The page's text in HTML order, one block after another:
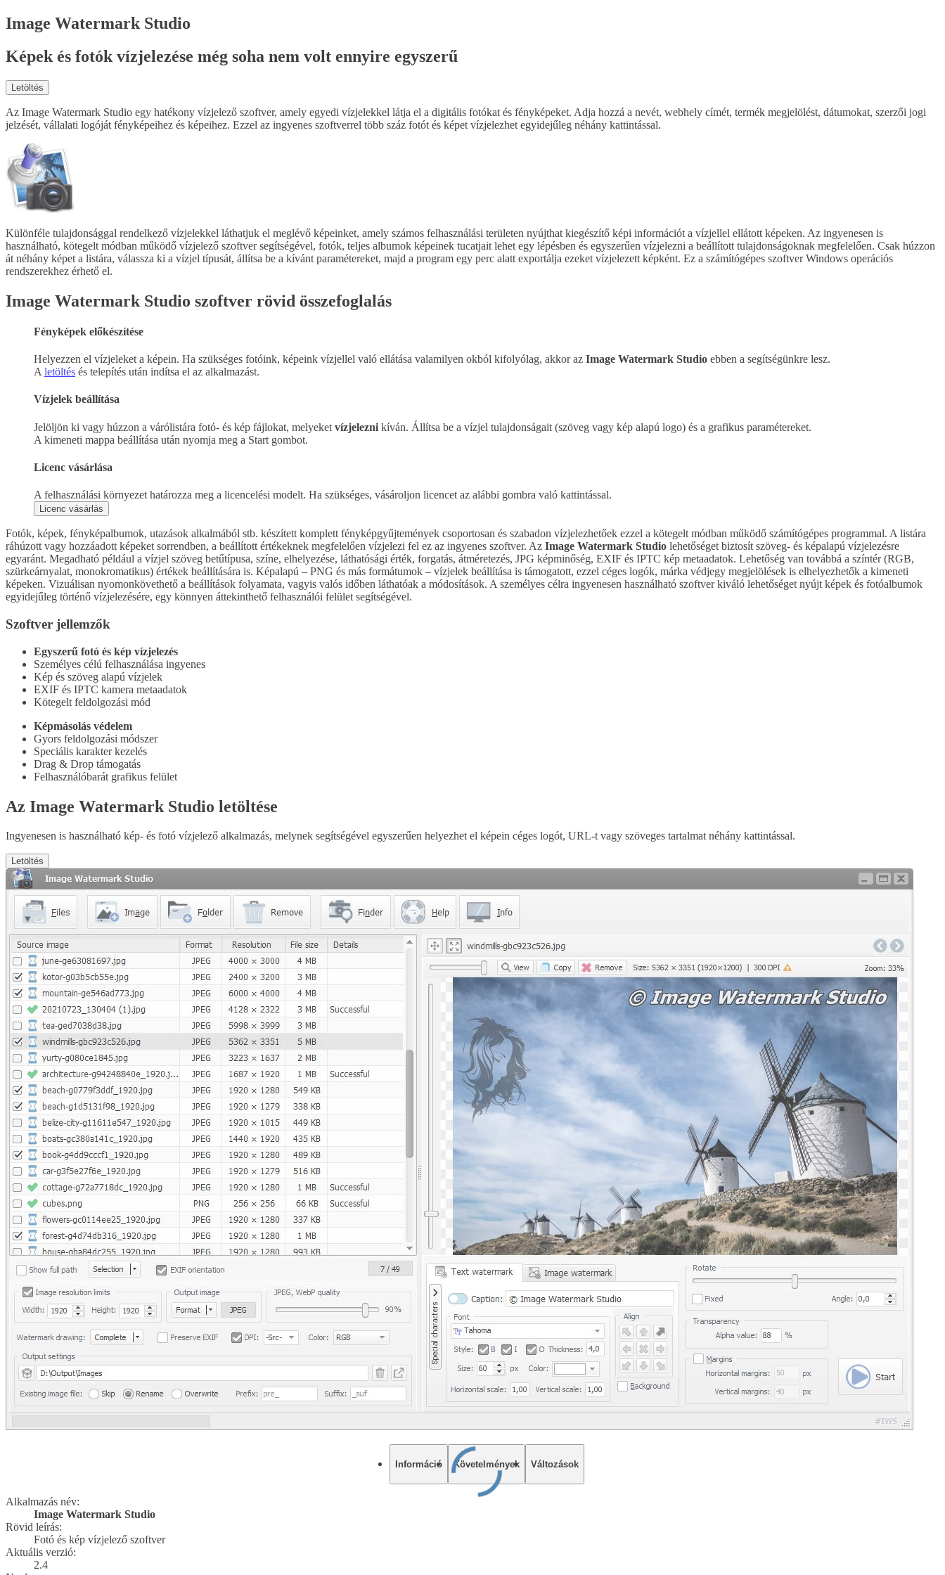
Image Watermark Studio
Képek és fotók vízjelezése még soha nem volt ennyire egyszerű
Letöltés
Az Image Watermark Studio egy hatékony vízjelező szoftver, amely egyedi vízjelekkel látja el a digitális fotókat és fényképeket. Adja hozzá a nevét, webhely címét, termék megjelölést, dátumokat, szerzői jogi
jelzését, vállalati logóját fényképeihez és képeihez. Ezzel az ingyenes szoftverrel több száz fotót és képet vízjelezhet egyidejűleg néhány kattintással.
Különféle tulajdonsággal rendelkező vízjelekkel láthatjuk el meglévő képeinket, amely számos felhasználási területen nyújthat kiegészítő képi információt a vízjellel ellátott képeken. Az ingyenesen is
használható, kötegelt módban működő vízjelező szoftver segítségével, fotók, teljes albumok képeinek tucatjait lehet egy lépésben és egyszerűen vízjelezni a beállított tulajdonságoknak megfelelően. Csak húzzon
át néhány képet a listára, válassza ki a vízjel típusát, állítsa be a kívánt paramétereket, majd a program egy perc alatt exportálja ezeket vízjelezett képként. Ez a számítógépes szoftver Windows operációs
rendszerekhez érhető el.
Image Watermark Studio szoftver rövid összefoglalás
Fényképek előkészítése
Helyezzen el vízjeleket a képein. Ha szükséges fotóink, képeink vízjellel való ellátása valamilyen okból kifolyólag, akkor az Image Watermark Studio ebben a segítségünkre lesz.
A letöltés és telepítés után indítsa el az alkalmazást.
Vízjelek beállítása
Jelöljön ki vagy húzzon a várólistára fotó- és kép fájlokat, melyeket vízjelezni kíván. Állítsa be a vízjel tulajdonságait (szöveg vagy kép alapú logo) és a grafikus paramétereket.
A kimeneti mappa beállítása után nyomja meg a Start gombot.
Licenc vásárlása
A felhasználási környezet határozza meg a licencelési modelt. Ha szükséges, vásároljon licencet az alábbi gombra való kattintással.
Licenc vásárlás
Fotók, képek, fényképalbumok, utazások alkalmából stb. készített komplett fényképgyűjtemények csoportosan és szabadon vízjelezhetőek ezzel a kötegelt módban működő számítógépes programmal. A listára
ráhúzott vagy hozzáadott képeket sorrendben, a beállított értékeknek megfelelően vízjelezi fel ez az ingyenes szoftver. Az Image Watermark Studio lehetőséget biztosít szöveg- és képalapú vízjelezésre
egyaránt. Megadható például a vízjel szöveg betűtípusa, színe, elhelyezése, láthatósági érték, forgatás, átméretezés, JPG képminőség, EXIF és IPTC kép metaadatok. Lehetőség van továbbá a színtér (RGB,
szürkeárnyalat, monokromatikus) értékek beállítására is. Képalapú – PNG és más formátumok – vízjelek beállítása is támogatott, ezzel céges logók, márka védjegy megjelölések is elhelyezhetők a kimeneti
képeken. Vizuálisan nyomonkövethető a beállítások folyamata, vagyis valós időben láthatóak a módosítások. A személyes célra ingyenesen használható szoftver kiváló lehetőséget nyújt képek és fotóalbumok
egyidejűleg történő vízjelezésére, egy könnyen áttekinthető felhasználói felület segítségével.
Szoftver jellemzők
Egyszerű fotó és kép vízjelezés
Személyes célú felhasználása ingyenes
Kép és szöveg alapú vízjelek
EXIF és IPTC kamera metaadatok
Kötegelt feldolgozási mód
Képmásolás védelem
Gyors feldolgozási módszer
Speciális karakter kezelés
Drag & Drop támogatás
Felhasználóbarát grafikus felület
Az Image Watermark Studio letöltése
Ingyenesen is használható kép- és fotó vízjelező alkalmazás, melynek segítségével egyszerűen helyezhet el képein céges logót, URL-t vagy szöveges tartalmat néhány kattintással.
Letöltés
Információ Követelmények Változások
Alkalmazás név:
Image Watermark Studio
Rövid leírás:
Fotó és kép vízjelező szoftver
Aktuális verzió:
2.4